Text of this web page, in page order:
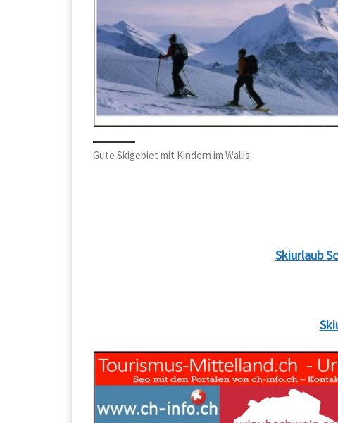
Gute Skigebiet mit Kindern im Wallis
Skiurlaub